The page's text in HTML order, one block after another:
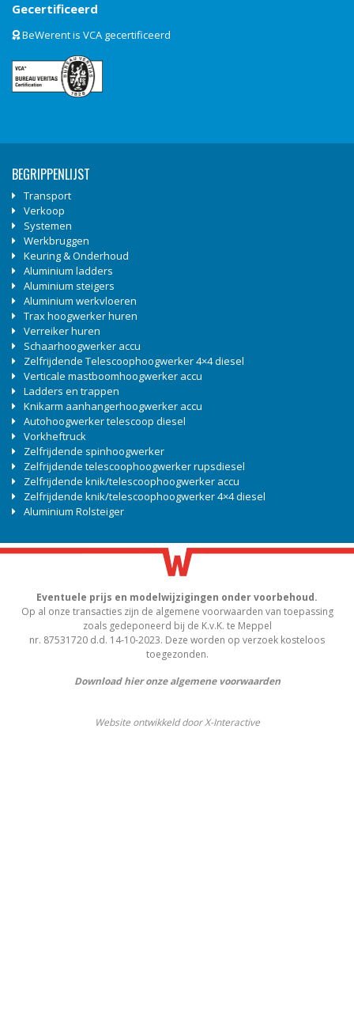
Gecertificeerd
BeWerent is VCA gecertificeerd
BEGRIPPENLIJST
Transport
Verkoop
Systemen
Werkbruggen
Keuring & Onderhoud
Aluminium ladders
Aluminium steigers
Aluminium werkvloeren
Trax hoogwerker huren
Verreiker huren
Schaarhoogwerker accu
Zelfrijdende Telescoophoogwerker 4×4 diesel
Verticale mastboomhoogwerker accu
Ladders en trappen
Knikarm aanhangerhoogwerker accu
Autohoogwerker telescoop diesel
Vorkheftruck
Zelfrijdende spinhoogwerker
Zelfrijdende telescoophoogwerker rupsdiesel
Zelfrijdende knik/telescoophoogwerker accu
Zelfrijdende knik/telescoophoogwerker 4×4 diesel
Aluminium Rolsteiger
Eventuele prijs en modelwijzigingen onder voorbehoud.
Op al onze transacties zijn de algemene voorwaarden van toepassing
zoals gedeponeerd bij de K.v.K. te Meppel
nr. 87531720 d.d. 14-10-2023. Deze worden op verzoek kosteloos
toegezonden.
Download hier onze algemene voorwaarden
Website ontwikkeld door X-Interactive